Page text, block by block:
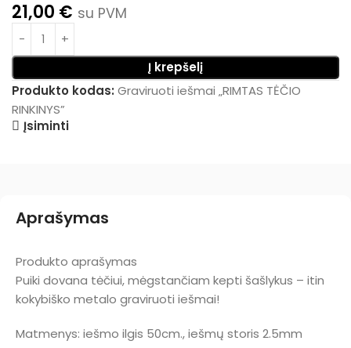
21,00 € su PVM
Į krepšelį
Produkto kodas: Graviruoti iešmai „RIMTAS TĖČIO
RINKINYS”
Įsiminti
Aprašymas
Produkto aprašymas
Puiki dovana tėčiui, mėgstančiam kepti šašlykus – itin
kokybiško metalo graviruoti iešmai!
Matmenys: iešmo ilgis 50cm., iešmų storis 2.5mm